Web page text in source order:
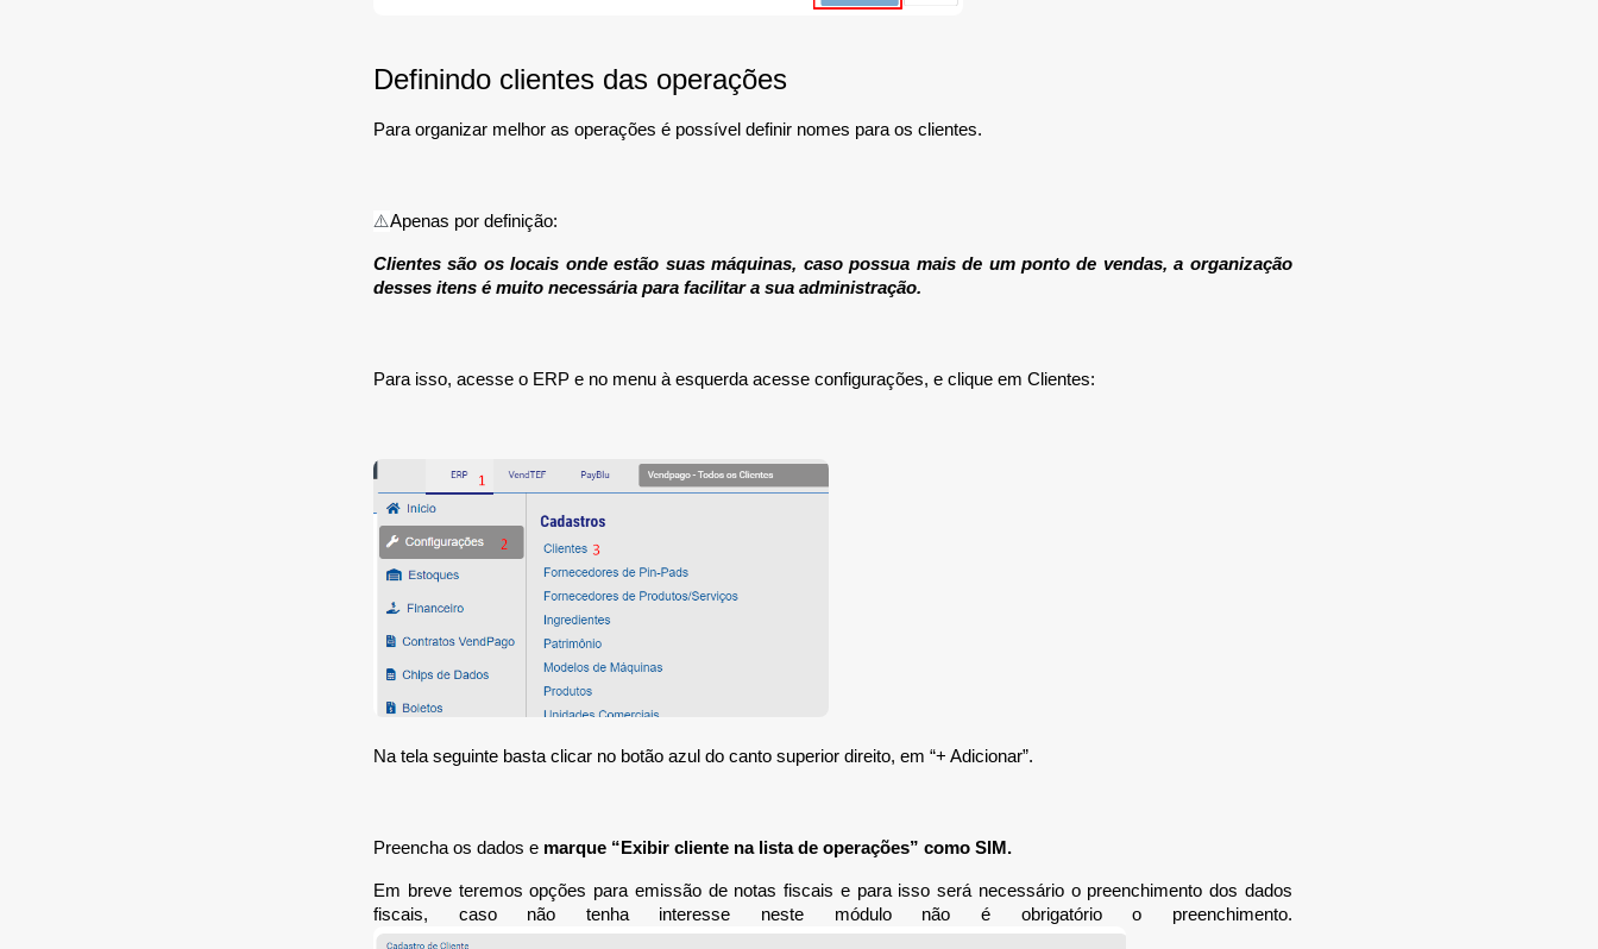
Definindo clientes das operações
Para organizar melhor as operações é possível definir nomes para os clientes.
⚠️Apenas por definição:
Clientes são os locais onde estão suas máquinas, caso possua mais de um ponto de vendas, a organização
desses itens é muito necessária para facilitar a sua administração.
Para isso, acesse o ERP e no menu à esquerda acesse configurações, e clique em Clientes:
Na tela seguinte basta clicar no botão azul do canto superior direito, em “+ Adicionar”.
Preencha os dados e marque “Exibir cliente na lista de operações” como SIM.
Em breve teremos opções para emissão de notas fiscais e para isso será necessário o preenchimento dos dados
fiscais, caso não tenha interesse neste módulo não é obrigatório o preenchimento.